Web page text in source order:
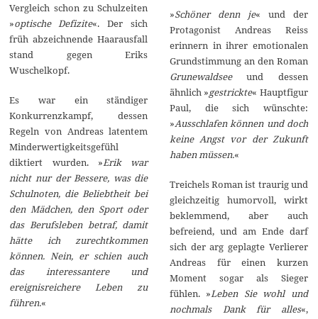
Vergleich schon zu Schulzeiten
»optische Defizite«. Der sich
früh abzeichnende Haarausfall
stand gegen Eriks
Wuschelkopf.
Es war ein ständiger
Konkurrenzkampf, dessen
Regeln von Andreas latentem
Minderwertigkeitsgefühl
diktiert wurden. »Erik war
nicht nur der Bessere, was die
Schulnoten, die Beliebtheit bei
den Mädchen, den Sport oder
das Berufsleben betraf, damit
hätte ich zurechtkommen
können. Nein, er schien auch
das interessantere und
ereignisreichere Leben zu
führen.«
»Schöner denn je« und der
Protagonist Andreas Reiss
erinnern in ihrer emotionalen
Grundstimmung an den Roman
Grunewaldseeund dessen
ähnlich »gestrickte« Hauptfigur
Paul, die sich wünschte:
»Ausschlafen können und doch
keine Angst vor der Zukunft
haben müssen.«
Treichels Roman ist traurig und
gleichzeitig humorvoll, wirkt
beklemmend, aber auch
befreiend, und am Ende darf
sich der arg geplagte Verlierer
Andreas für einen kurzen
Moment sogar als Sieger
fühlen. »Leben Sie wohl und
nochmals Dank für alles«,